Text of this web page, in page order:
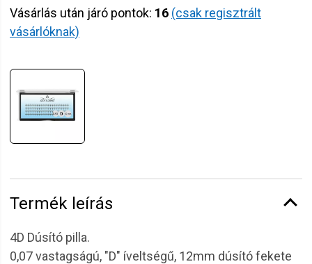
Vásárlás után járó pontok: 16 (csak regisztrált
vásárlóknak)
Termék leírás
4D Dúsító pilla.
0,07 vastagságú, "D" íveltségű, 12mm dúsító fekete